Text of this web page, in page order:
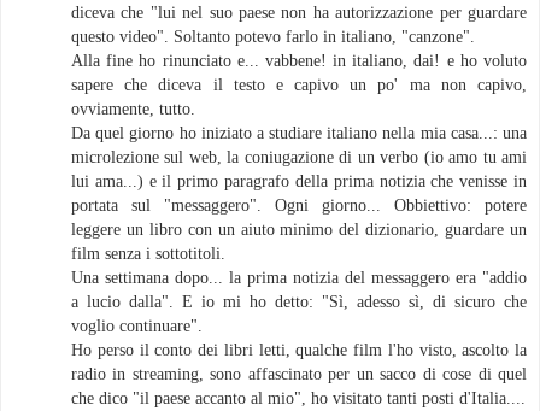
diceva che "lui nel suo paese non ha autorizzazione per guardare
questo video". Soltanto potevo farlo in italiano, "canzone".
Alla fine ho rinunciato e... vabbene! in italiano, dai! e ho voluto
sapere che diceva il testo e capivo un po' ma non capivo,
ovviamente, tutto.
Da quel giorno ho iniziato a studiare italiano nella mia casa...: una
microlezione sul web, la coniugazione di un verbo (io amo tu ami
lui ama...) e il primo paragrafo della prima notizia che venisse in
portata sul "messaggero". Ogni giorno... Obbiettivo: potere
leggere un libro con un aiuto minimo del dizionario, guardare un
film senza i sottotitoli.
Una settimana dopo... la prima notizia del messaggero era "addio
a lucio dalla". E io mi ho detto: "Sì, adesso sì, di sicuro che
voglio continuare".
Ho perso il conto dei libri letti, qualche film l'ho visto, ascolto la
radio in streaming, sono affascinato per un sacco di cose di quel
che dico "il paese accanto al mio", ho visitato tanti posti d'Italia....